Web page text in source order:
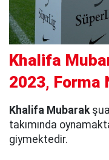
Khalifa
2023, Forma
Khalifa Mubarak
takımında
giymektedir.